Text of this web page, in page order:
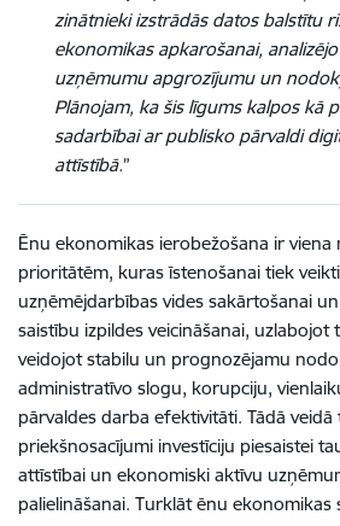
zinātnieki izstrādās datos balstītu
ekonomikas apkarošanai,
uzņēmumu apgrozījumu un
Plānojam, ka šis līgums kalpos kā
sadarbībai ar publisko pārvaldi
attīstībā.”
Ēnu ekonomikas ierobežošana ir viena
prioritātēm, kuras īstenošanai tiek
uzņēmējdarbības vides sakārtošanai
saistību izpildes veicināšanai, uzlabojot
veidojot stabilu un prognozējamu
administratīvo slogu, korupciju,
pārvaldes darba efektivitāti. Tādā
priekšnosacījumi investīciju piesaistei
attīstībai un ekonomiski aktīvu
palielināšanai. Turklāt ēnu ekonomikas